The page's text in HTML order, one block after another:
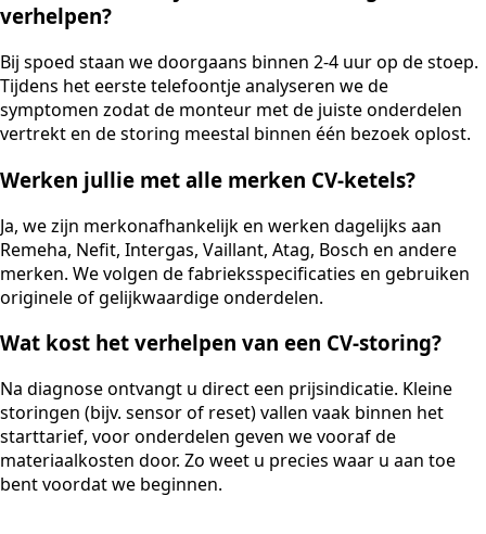
verhelpen?
Bij spoed staan we doorgaans binnen 2-4 uur op de stoep.
Tijdens het eerste telefoontje analyseren we de
symptomen zodat de monteur met de juiste onderdelen
vertrekt en de storing meestal binnen één bezoek oplost.
Werken jullie met alle merken CV-ketels?
Ja, we zijn merkonafhankelijk en werken dagelijks aan
Remeha, Nefit, Intergas, Vaillant, Atag, Bosch en andere
merken. We volgen de fabrieksspecificaties en gebruiken
originele of gelijkwaardige onderdelen.
Wat kost het verhelpen van een CV-storing?
Na diagnose ontvangt u direct een prijsindicatie. Kleine
storingen (bijv. sensor of reset) vallen vaak binnen het
starttarief, voor onderdelen geven we vooraf de
materiaalkosten door. Zo weet u precies waar u aan toe
bent voordat we beginnen.